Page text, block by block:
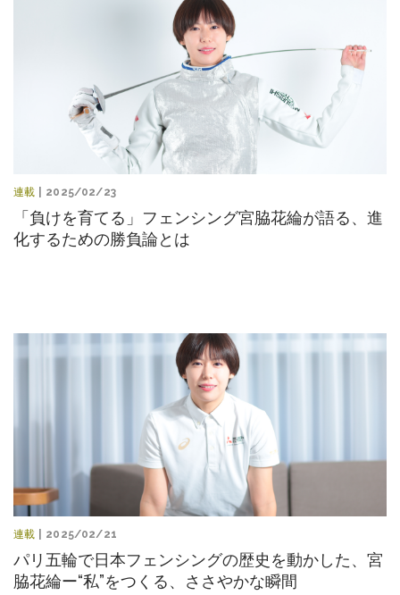
連載 | 2025/02/23
「負けを育てる」フェンシング宮脇花綸が語る、進
化するための勝負論とは
連載 | 2025/02/21
パリ五輪で日本フェンシングの歴史を動かした、宮
脇花綸ー“私”をつくる、ささやかな瞬間